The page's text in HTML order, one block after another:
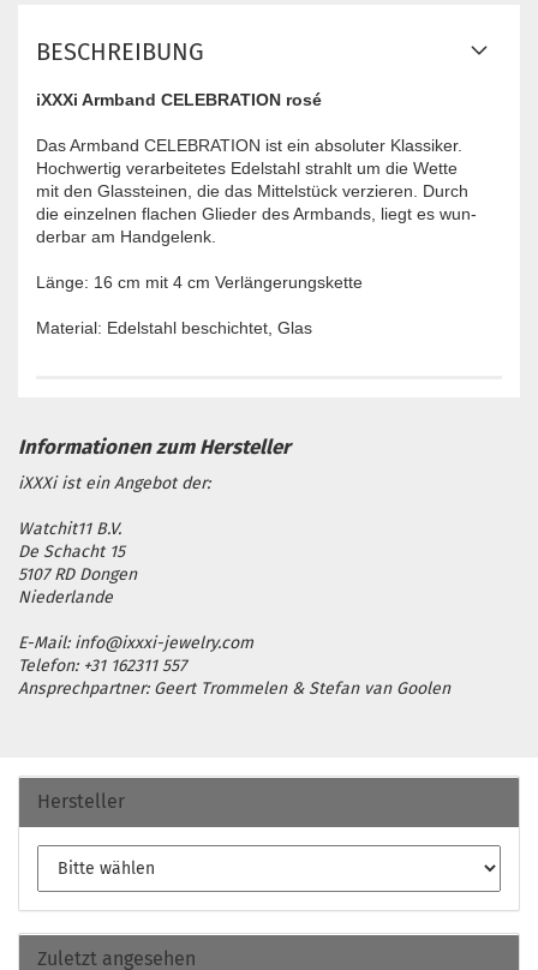
BESCHREIBUNG
iXXXi Armband CELEBRATION rosé
Das Armband CELEBRATION ist ein absoluter Klassiker.
Hochwertig verarbeitetes Edelstahl strahlt um die Wette
mit den Glassteinen, die das Mittelstück verzieren. Durch
die einzelnen flachen Glieder des Armbands, liegt es wun-
derbar am Handgelenk.
Länge: 16 cm mit 4 cm Verlängerungskette
Material: Edelstahl beschichtet, Glas
iXXXi ist ein Angebot der:
Watchit11 B.V.
De Schacht 15
5107 RD Dongen
Niederlande
E-Mail: info@ixxxi-jewelry.com
Telefon: +31 162311 557
Ansprechpartner: Geert Trommelen & Stefan van Goolen
Hersteller
Zuletzt angesehen